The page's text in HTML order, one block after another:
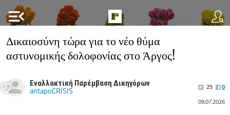
menu_open
Δικαιοσύνη τώρα για το νέο θύμα
αστυνομικής δολοφονίας στο Άργος!
Εναλλακτική Παρέμβαση Δικηγόρων
antapoCRISIS 25
0
09.07.2026